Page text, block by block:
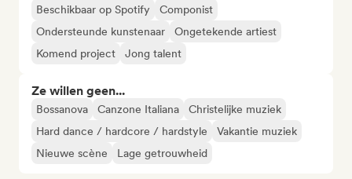
Beschikbaar op Spotify
Componist
Ondersteunde kunstenaar
Ongetekende artiest
Komend project
Jong talent
Ze willen geen...
Bossanova Canzone Italiana
Christelijke muziek
Hard dance / hardcore / hardstyle
Vakantie muziek
Nieuwe scène
Lage getrouwheid